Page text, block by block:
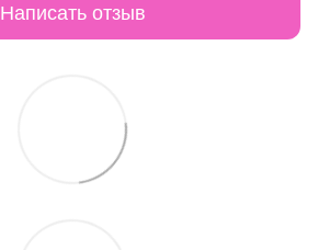
Написать отзыв